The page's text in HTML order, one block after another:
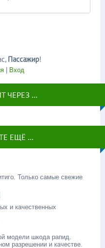
, Пассажир!
| Вход
ЧЕРЕЗ ...
ЕЩЁ ...
Только самые свежие
и качественных
модели шкода рапид.
разрешении и качестве.